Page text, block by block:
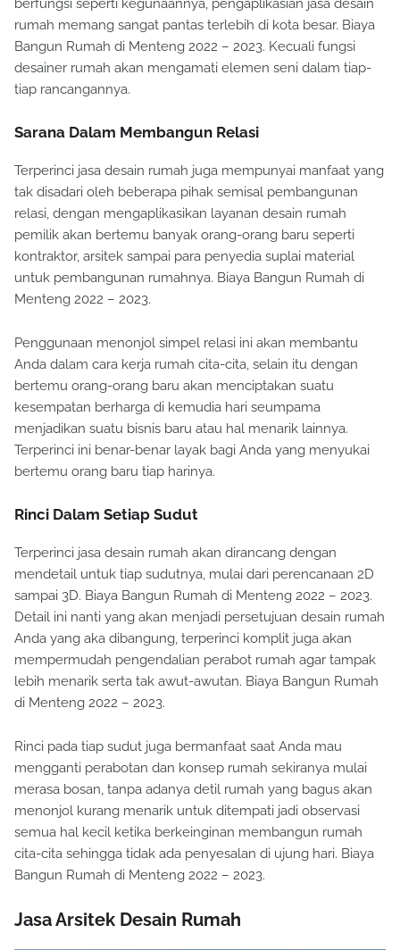
berfungsi seperti kegunaannya, pengaplikasian jasa desain
rumah memang sangat pantas terlebih di kota besar. Biaya
Bangun Rumah di Menteng 2022 – 2023. Kecuali fungsi
desainer rumah akan mengamati elemen seni dalam tiap-
tiap rancangannya.
Sarana Dalam Membangun Relasi
Terperinci jasa desain rumah juga mempunyai manfaat yang
tak disadari oleh beberapa pihak semisal pembangunan
relasi, dengan mengaplikasikan layanan desain rumah
pemilik akan bertemu banyak orang-orang baru seperti
kontraktor, arsitek sampai para penyedia suplai material
untuk pembangunan rumahnya. Biaya Bangun Rumah di
Menteng 2022 – 2023.
Penggunaan menonjol simpel relasi ini akan membantu
Anda dalam cara kerja rumah cita-cita, selain itu dengan
bertemu orang-orang baru akan menciptakan suatu
kesempatan berharga di kemudia hari seumpama
menjadikan suatu bisnis baru atau hal menarik lainnya.
Terperinci ini benar-benar layak bagi Anda yang menyukai
bertemu orang baru tiap harinya.
Rinci Dalam Setiap Sudut
Terperinci jasa desain rumah akan dirancang dengan
mendetail untuk tiap sudutnya, mulai dari perencanaan 2D
sampai 3D. Biaya Bangun Rumah di Menteng 2022 – 2023.
Detail ini nanti yang akan menjadi persetujuan desain rumah
Anda yang aka dibangung, terperinci komplit juga akan
mempermudah pengendalian perabot rumah agar tampak
lebih menarik serta tak awut-awutan. Biaya Bangun Rumah
di Menteng 2022 – 2023.
Rinci pada tiap sudut juga bermanfaat saat Anda mau
mengganti perabotan dan konsep rumah sekiranya mulai
merasa bosan, tanpa adanya detil rumah yang bagus akan
menonjol kurang menarik untuk ditempati jadi observasi
semua hal kecil ketika berkeinginan membangun rumah
cita-cita sehingga tidak ada penyesalan di ujung hari. Biaya
Bangun Rumah di Menteng 2022 – 2023.
Jasa Arsitek Desain Rumah